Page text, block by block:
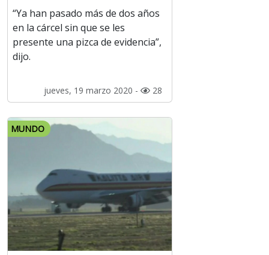
“Ya han pasado más de dos años
en la cárcel sin que se les
presente una pizca de evidencia”,
dijo.
jueves, 19 marzo 2020 - 28
MUNDO